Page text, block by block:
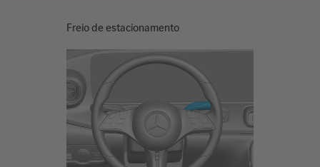
Freio de estacionamento